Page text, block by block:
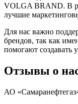
VOLGA BRAND. В
лучшие
Для нас важно
брендов, так как
помогают
Отзывы о
АО